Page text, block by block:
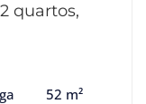
quartos,
52 m²